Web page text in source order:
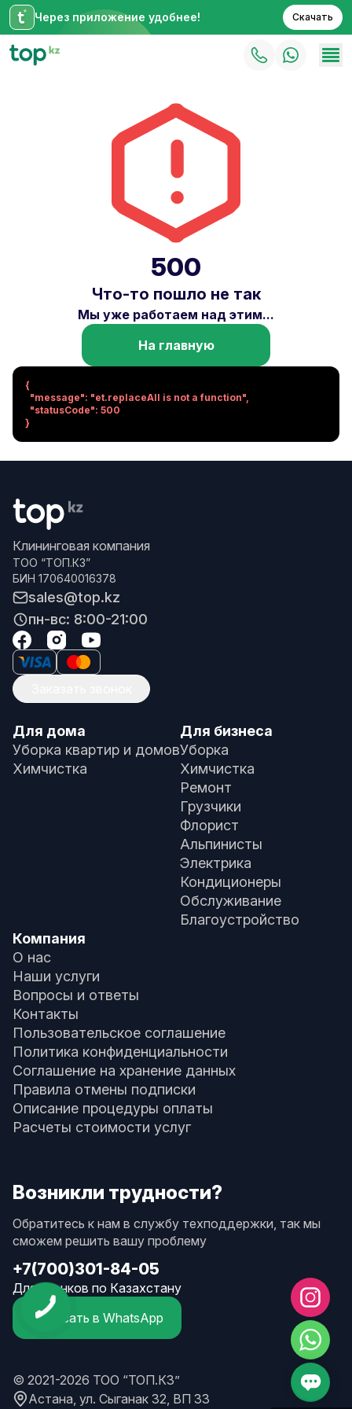
Через приложение удобнее! Скачать
500
Что-то пошло не так
Мы уже работаем над этим...
На главную
{
}
Клининговая компания
ТОО “ТОП.КЗ”
БИН 170640016378
sales@top.kz
пн-вс: 8:00-21:00
Для дома
Уборка квартир и домов
Химчистка
Для бизнеса
Уборка
Химчистка
Ремонт
Грузчики
Флорист
Альпинисты
Электрика
Кондиционеры
Обслуживание
Благоустройство
Компания
О нас
Наши услуги
Вопросы и ответы
Контакты
Пользовательское соглашение
Политика конфиденциальности
Соглашение на хранение данных
Правила отмены подписки
Описание процедуры оплаты
Расчеты стоимости услуг
Возникли трудности?
Обратитесь к нам в службу техподдержки, так мы
сможем решить вашу проблему
+7(700)301-84-05
Для звонков по Казахстану
Написать в WhatsApp
© 2021-2026 ТОО “ТОП.КЗ”
Астана, ул. Сыганак 32, ВП 33